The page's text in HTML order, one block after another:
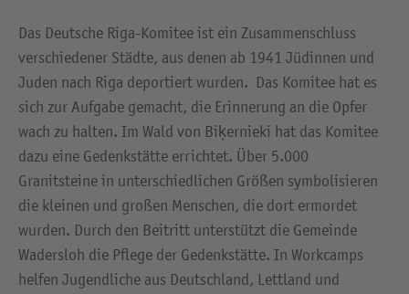
Das Deutsche Riga-Komitee ist ein Zusammenschluss
verschiedener Städte, aus denen ab 1941 Jüdinnen und
Juden nach Riga deportiert wurden. Das Komitee hat es
sich zur Aufgabe gemacht, die Erinnerung an die Opfer
wach zu halten. Im Wald von Biķernieki hat das Komitee
dazu eine Gedenkstätte errichtet. Über 5.000
Granitsteine in unterschiedlichen Größen symbolisieren
die kleinen und großen Menschen, die dort ermordet
wurden. Durch den Beitritt unterstützt die Gemeinde
Wadersloh die Pflege der Gedenkstätte. In Workcamps
helfen Jugendliche aus Deutschland, Lettland und